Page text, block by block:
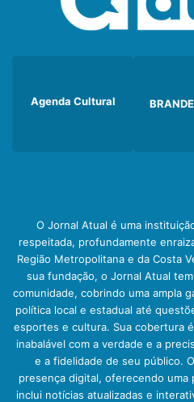
Agenda Cultural
O Jornal Atual é uma
respeitada, profundamente
Região Metropolitana e da Costa
sua fundação, o Jornal Atual
comunidade, cobrindo uma ampla
política local e estadual até
esportes e cultura. Sua cobertura
inabalável com a verdade e a
e a fidelidade de seu público.
presença digital, oferecendo
inclui notícias atualizadas e